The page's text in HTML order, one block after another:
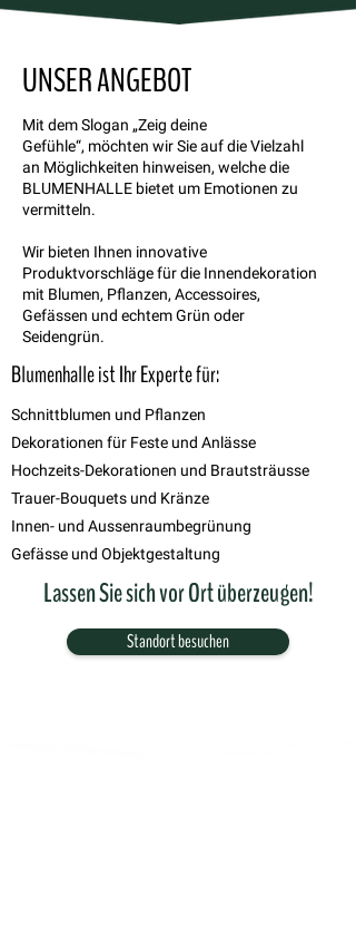
UNSER ANGEBOT
Mit dem Slogan „Zeig deine
Gefühle“, möchten wir Sie auf die Vielzahl
an Möglichkeiten hinweisen, welche die
BLUMENHALLE bietet um Emotionen zu
vermitteln.
Wir bieten Ihnen innovative
Produktvorschläge für die Innendekoration
mit Blumen, Pflanzen, Accessoires,
Gefässen und echtem Grün oder
Seidengrün.
Blumenhalle ist Ihr Experte für:
Schnittblumen und Pflanzen
Dekorationen für Feste und Anlässe
Hochzeits-Dekorationen und Brautsträusse
Trauer-Bouquets und Kränze
Innen- und Aussenraumbegrünung
Gefässe und Objektgestaltung
Lassen Sie sich vor Ort überzeugen!
Standort besuchen